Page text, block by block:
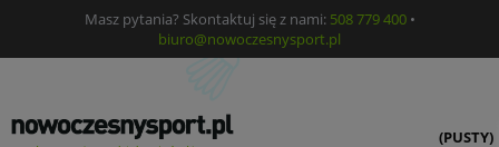
Masz pytania? Skontaktuj się z nami: 508 779 400•
biuro@nowoczesnysport.pl
(PUSTY)